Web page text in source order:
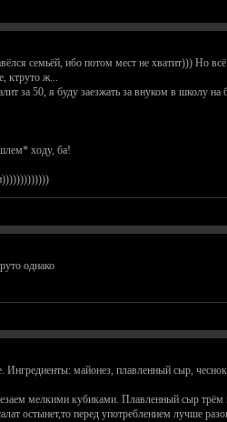
семьёй, ибо потом мест не хватит))) Но
ктруто ж...
за 50, я буду заезжать за внуком в школу
ходу, ба!
однако
Ингредиенты: майонез, плавленный сыр,
мелкими кубиками. Плавленный сыр
остынет,то перед употреблением лучше